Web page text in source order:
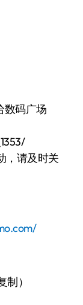
数码广场
，请及时关
制）